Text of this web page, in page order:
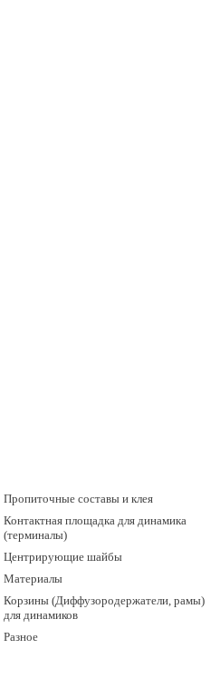
Пропиточные составы и клея
Контактная площадка для динамика
(терминалы)
Центрирующие шайбы
Материалы
Корзины (Диффузородержатели, рамы)
для динамиков
Разное